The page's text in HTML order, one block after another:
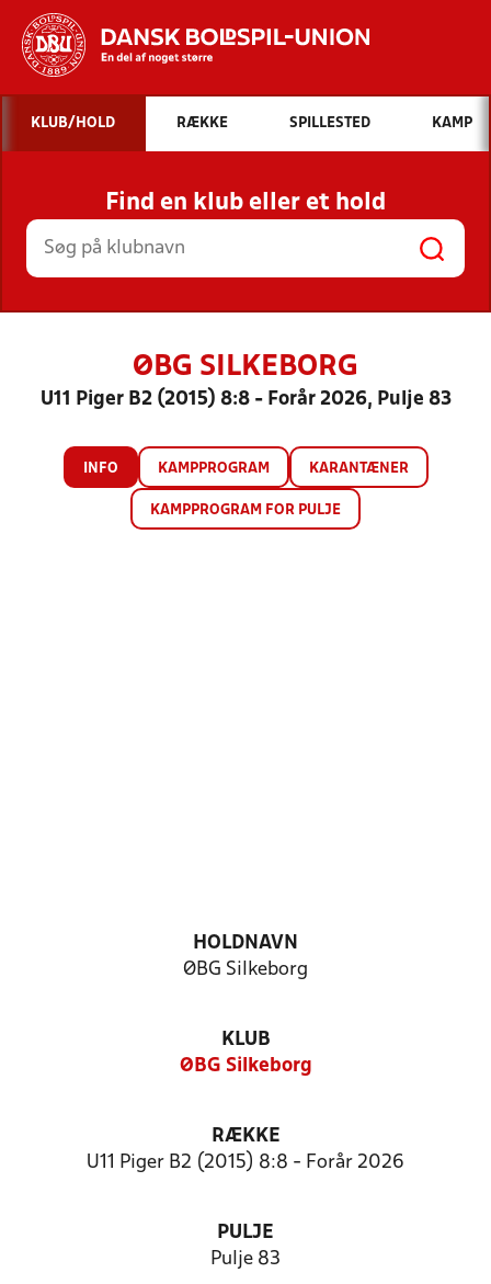
Hvad vil du søge efter?
INDHOLD OG NYHEDER
STILLINGER, RESULTATER, KLUBBER OG
HOLD
KLUB/HOLD RÆKKE SPILLESTED KAMP
Find en klub eller et hold
ØBG SILKEBORG
U11 Piger B2 (2015) 8:8 - Forår 2026, Pulje 83
INFO KAMPPROGRAM KARANTÆNER
KAMPPROGRAM FOR PULJE
HOLDNAVN
ØBG Silkeborg
KLUB
ØBG Silkeborg
RÆKKE
U11 Piger B2 (2015) 8:8 - Forår 2026
PULJE
Pulje 83